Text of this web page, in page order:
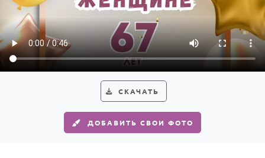
СКАЧАТЬ
ДОБАВИТЬ СВОИ ФОТО